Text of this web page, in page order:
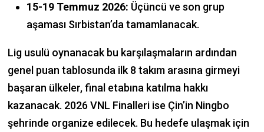
15-19 Temmuz 2026: Üçüncü ve son grup
aşaması Sırbistan’da tamamlanacak.
Lig usulü oynanacak bu karşılaşmaların ardından
genel puan tablosunda ilk 8 takım arasına girmeyi
başaran ülkeler, final etabına katılma hakkı
kazanacak. 2026 VNL Finalleri ise Çin’in Ningbo
şehrinde organize edilecek. Bu hedefe ulaşmak için